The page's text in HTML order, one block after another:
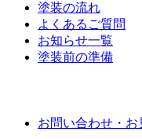
塗装の流れ
よくあるご質問
お知らせ一覧
塗装前の準備
お問い合わせ・お